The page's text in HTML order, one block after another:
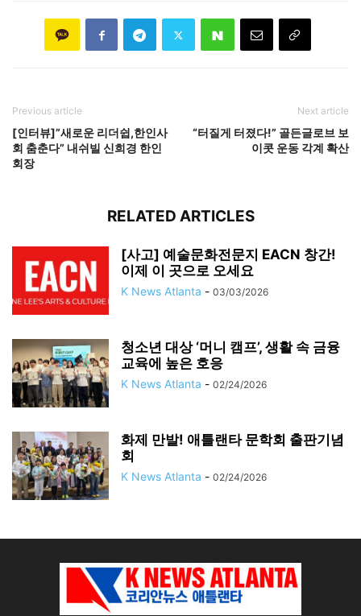
Previous article
[인터뷰]”새로운 리더쉽,한인사
회 춤춘다” 내쉬빌 신희경 한인
회장
Next article
“터질게 터졌다!” 골든글로브 보
이콧 운동 각계 확산
RELATED ARTICLES
[사고] 예술문화전문지 EACN 창간!
이제 이 곳으로 오세요
K News Atlanta - 03/03/2026
청소년 대상 ‘머니 캠프’, 생활 속 금융
교육에 높은 호응
K News Atlanta - 02/24/2026
화제 만발! 애틀랜타 문학회 출판기념
회
K News Atlanta - 02/24/2026